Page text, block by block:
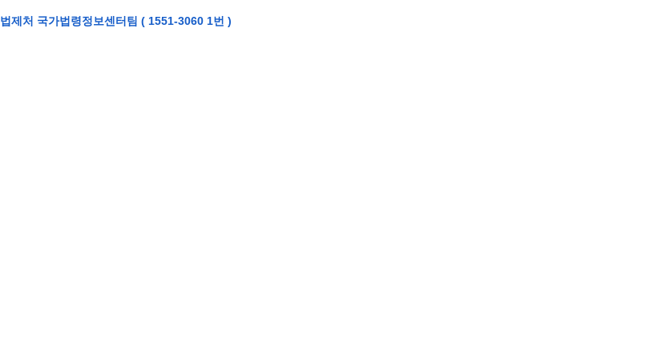
법제처 국가법령정보센터팀 ( 1551-3060 1번 )